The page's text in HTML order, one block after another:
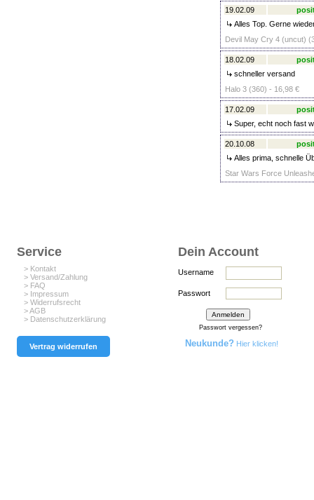
19.02.09
Alles Top. Gerne
Devil May Cry 4 (uncut)
18.02.09
schneller versand
Halo 3 (360) - 16,98 €
17.02.09
Super, echt noch fast
20.10.08
Alles prima, schnelle
Star Wars Force
Service
> Kontakt
> Versand/Zahlung
> FAQ
> Impressum
> Widerrufsrecht
> AGB
> Datenschutzerklärung
Vertrag widerrufen
Dein Account
Username
Passwort
Passwort vergessen?
Neukunde? Hier klicken!